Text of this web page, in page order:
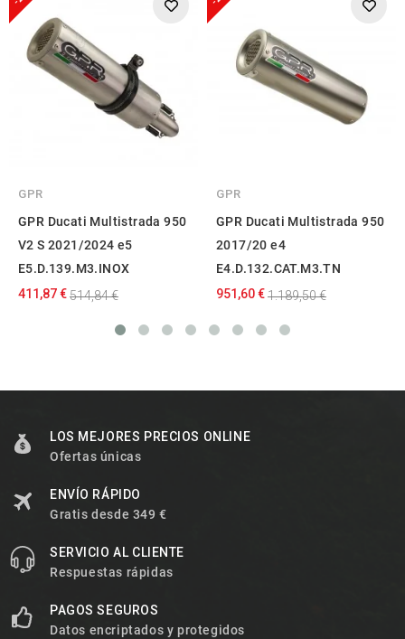
GPR
GPR Ducati Multistrada 950
V2 S 2021/2024 e5
E5.D.139.M3.INOX
411,87 €514,84 €
GPR
GPR Ducati Multistrada 950
2017/20 e4
E4.D.132.CAT.M3.TN
951,60 €1.189,50 €
LOS MEJORES PRECIOS ONLINE
Ofertas únicas
ENVÍO RÁPIDO
Gratis desde 349 €
SERVICIO AL CLIENTE
Respuestas rápidas
PAGOS SEGUROS
Datos encriptados y protegidos